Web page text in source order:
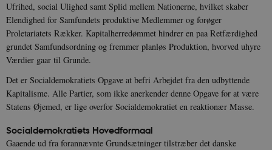
Ufrihed, social Ulighed samt Splid mellem Nationerne, hvilket skaber
Elendighed for Samfundets produktive Medlemmer og forøger
Proletariatets Rækker. Kapitalherredømmet hindrer en paa Retfærdighed
grundet Samfundsordning og fremmer planløs Produktion, hvorved uhyre
Værdier gaar til Grunde.
Det er Socialdemokratiets Opgave at befri Arbejdet fra den udbyttende
Kapitalisme. Alle Partier, som ikke anerkender denne Opgave for at være
Statens Øjemed, er lige overfor Socialdemokratiet en reaktionær Masse.
Socialdemokratiets Hovedformaal
Gaaende ud fra forannævnte Grundsætninger tilstræber det danske